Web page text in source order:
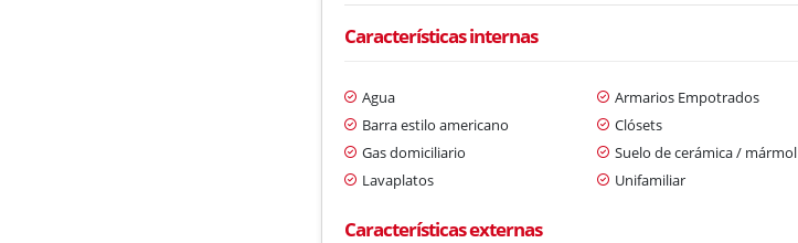
Características internas
Agua Armarios Empotrados
Barra estilo americano
Clósets
Gas domiciliario
Suelo de cerámica / mármol
Lavaplatos
Unifamiliar
Características externas